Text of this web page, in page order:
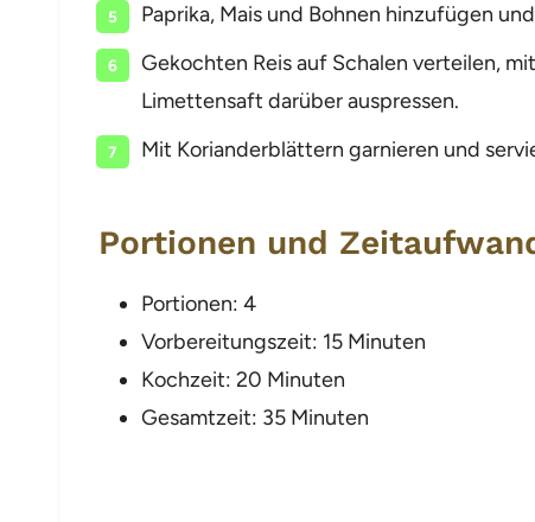
Paprika, Mais und Bohnen hinzufügen
Gekochten Reis auf Schalen verteilen,
Limettensaft darüber auspressen.
Mit Korianderblättern garnieren und
Portionen und
Portionen: 4
Vorbereitungszeit: 15 Minuten
Kochzeit: 20 Minuten
Gesamtzeit: 35 Minuten